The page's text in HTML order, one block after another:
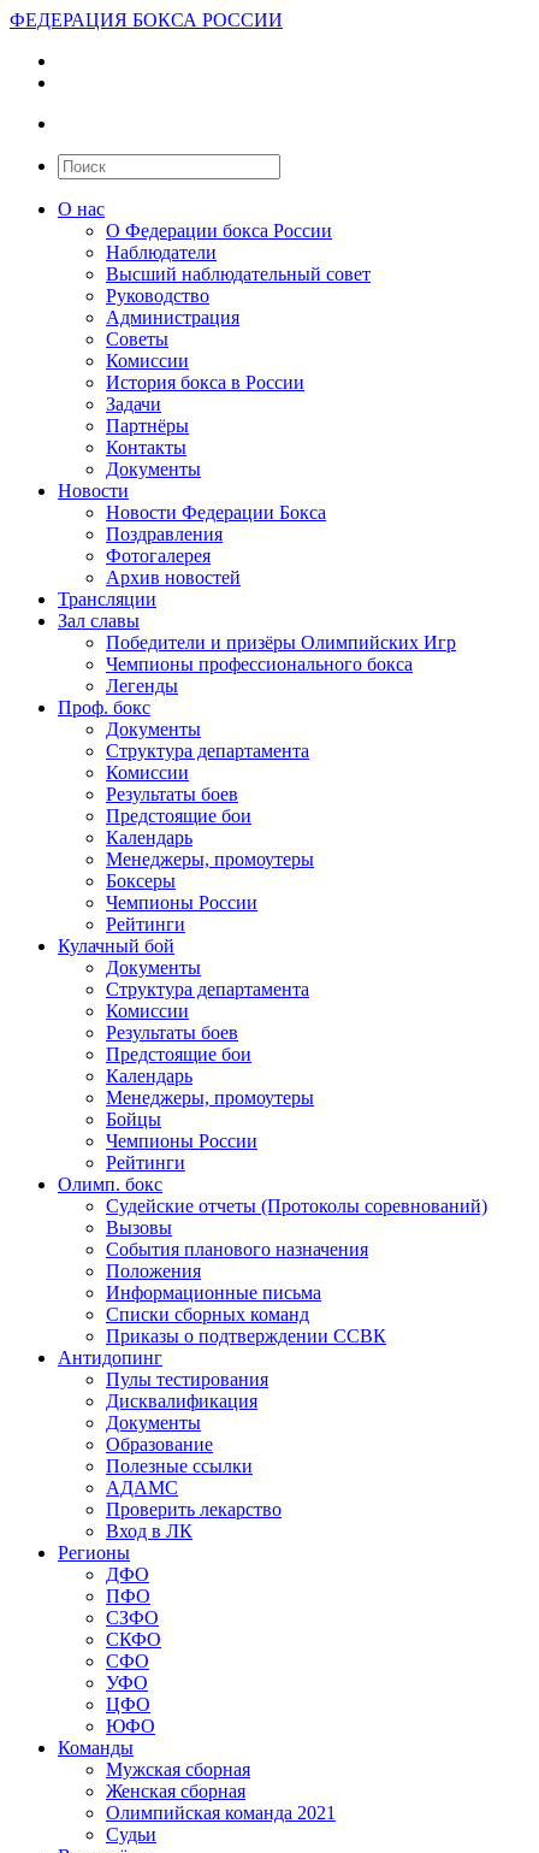
ФЕДЕРАЦИЯ БОКСА РОССИИ
О нас
О Федерации бокса России
Наблюдатели
Высший наблюдательный совет
Руководство
Администрация
Советы
Комиссии
История бокса в России
Задачи
Партнёры
Контакты
Документы
Новости
Новости Федерации Бокса
Поздравления
Фотогалерея
Архив новостей
Трансляции
Зал славы
Победители и призёры Олимпийских Игр
Чемпионы профессионального бокса
Легенды
Проф. бокс
Документы
Структура департамента
Комиссии
Результаты боев
Предстоящие бои
Календарь
Менеджеры, промоутеры
Боксеры
Чемпионы России
Рейтинги
Кулачный бой
Документы
Структура департамента
Комиссии
Результаты боев
Предстоящие бои
Календарь
Менеджеры, промоутеры
Бойцы
Чемпионы России
Рейтинги
Олимп. бокс
Судейские отчеты (Протоколы соревнований)
Вызовы
События планового назначения
Положения
Информационные письма
Списки сборных команд
Приказы о подтверждении ССВК
Антидопинг
Пулы тестирования
Дисквалификация
Документы
Образование
Полезные ссылки
АДАМС
Проверить лекарство
Вход в ЛК
Регионы
ДФО
ПФО
СЗФО
СКФО
СФО
УФО
ЦФО
ЮФО
Команды
Мужская сборная
Женская сборная
Олимпийская команда 2021
Судьи